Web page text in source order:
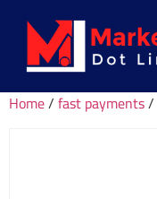
Home/fast payments